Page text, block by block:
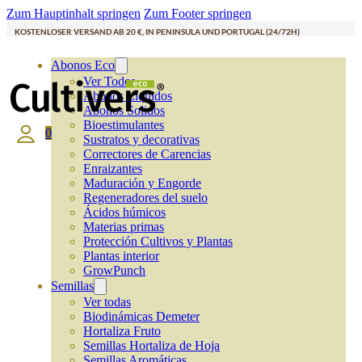
Zum Hauptinhalt springen Zum Footer springen
KOSTENLOSER VERSAND AB 20 €, IN PENINSULA UND PORTUGAL (24/72H)
Abonos Eco
Ver Todos
Abonos Líquidos
Abonos Solidos
Bioestimulantes
Sustratos y decorativas
Correctores de Carencias
Enraizantes
Maduración y Engorde
Regeneradores del suelo
Ácidos húmicos
Materias primas
Protección Cultivos y Plantas
Plantas interior
GrowPunch
Semillas
Ver todas
Biodinámicas Demeter
Hortaliza Fruto
Semillas Hortaliza de Hoja
0